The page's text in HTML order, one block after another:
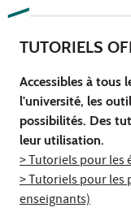
TUTORIELS
Accessibles à tous
l'université, les
possibilités. Des
leur utilisation.
> Tutoriels pour les
> Tutoriels pour
enseignants)